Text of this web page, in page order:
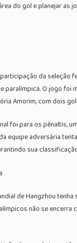
do gol e planejar
da seleção
paralímpica. O jogo
Amorim, com dois
foi para os pênaltis,
equipe adversária
sua
de Hangzhou
não se